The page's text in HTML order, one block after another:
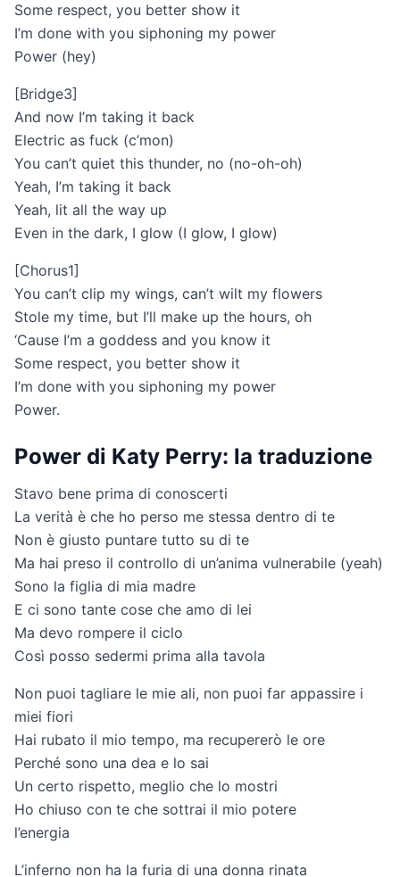
Some respect, you better show it
I’m done with you siphoning my power
Power (hey)
[Bridge3]
And now I’m taking it back
Electric as fuck (c’mon)
You can’t quiet this thunder, no (no-oh-oh)
Yeah, I’m taking it back
Yeah, lit all the way up
Even in the dark, I glow (I glow, I glow)
[Chorus1]
You can’t clip my wings, can’t wilt my flowers
Stole my time, but I’ll make up the hours, oh
‘Cause I’m a goddess and you know it
Some respect, you better show it
I’m done with you siphoning my power
Power.
Power di Katy Perry: la traduzione
Stavo bene prima di conoscerti
La verità è che ho perso me stessa dentro di te
Non è giusto puntare tutto su di te
Ma hai preso il controllo di un’anima vulnerabile (yeah)
Sono la figlia di mia madre
E ci sono tante cose che amo di lei
Ma devo rompere il ciclo
Così posso sedermi prima alla tavola
Non puoi tagliare le mie ali, non puoi far appassire i
miei fiori
Hai rubato il mio tempo, ma recupererò le ore
Perché sono una dea e lo sai
Un certo rispetto, meglio che lo mostri
Ho chiuso con te che sottrai il mio potere
l’energia
L’inferno non ha la furia di una donna rinata